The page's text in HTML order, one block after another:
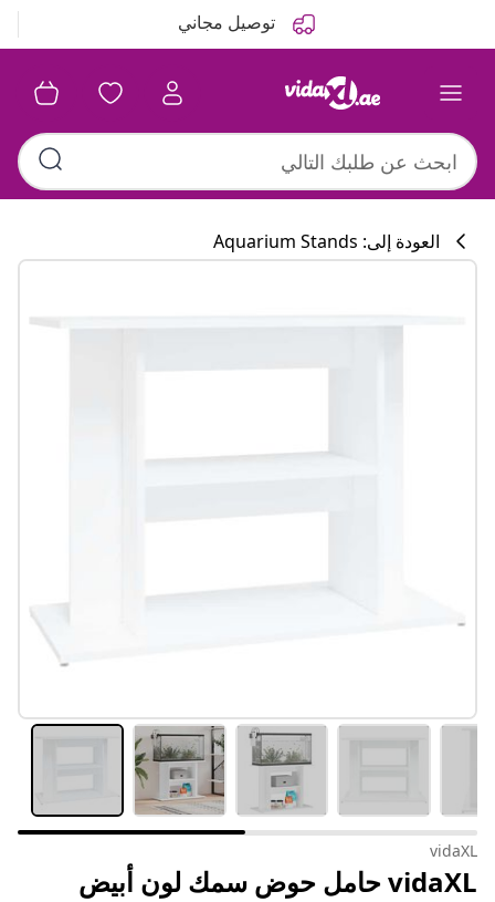
توصيل مجاني
العودة إلى: Aquarium Stands
vidaXL
vidaXL حامل حوض سمك لون أبيض